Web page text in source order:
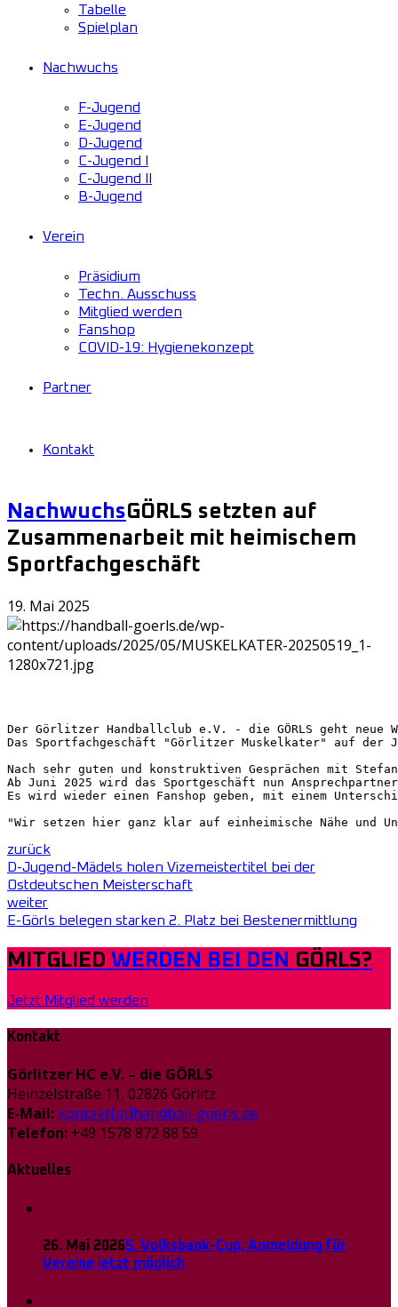
Tabelle
Spielplan
Nachwuchs
F-Jugend
E-Jugend
D-Jugend
C-Jugend I
C-Jugend II
B-Jugend
Verein
Präsidium
Techn. Ausschuss
Mitglied werden
Fanshop
COVID-19: Hygienekonzept
Partner
Kontakt
NachwuchsGÖRLS setzten auf
Zusammenarbeit mit heimischem
Sportfachgeschäft
19. Mai 2025
Der Görlitzer Handballclub e.V. - die GÖRLS geht neue
Das Sportfachgeschäft "Görlitzer Muskelkater" auf
Nach sehr guten und konstruktiven Gesprächen mit
Ab Juni 2025 wird das Sportgeschäft nun
Es wird wieder einen Fanshop geben, mit einem
"Wir setzen hier ganz klar auf einheimische Nähe und
zurück
D-Jugend-Mädels holen Vizemeistertitel bei der
Ostdeutschen Meisterschaft
weiter
E-Görls belegen starken 2. Platz bei Bestenermittlung
MITGLIED WERDEN BEI DEN GÖRLS?
Jetzt Mitglied werden
Kontakt
Görlitzer HC e.V. – die GÖRLS
Heinzelstraße 11, 02826 Görlitz
E-Mail: kontakt[at]handball-goerls.de
Telefon: +49 1578 872 88 59
Aktuelles
26. Mai 20265. Volksbank-Cup: Anmeldung für
Vereine jetzt möglich